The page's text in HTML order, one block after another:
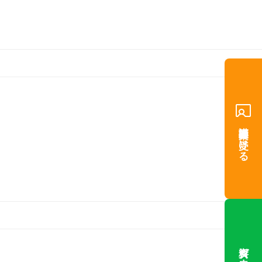
講師提案を受ける